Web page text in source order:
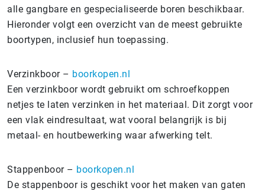
alle gangbare en gespecialiseerde boren beschikbaar.
Hieronder volgt een overzicht van de meest gebruikte
boortypen, inclusief hun toepassing.
Verzinkboor – boorkopen.nl
Een verzinkboor wordt gebruikt om schroefkoppen
netjes te laten verzinken in het materiaal. Dit zorgt voor
een vlak eindresultaat, wat vooral belangrijk is bij
metaal- en houtbewerking waar afwerking telt.
Stappenboor – boorkopen.nl
De stappenboor is geschikt voor het maken van gaten